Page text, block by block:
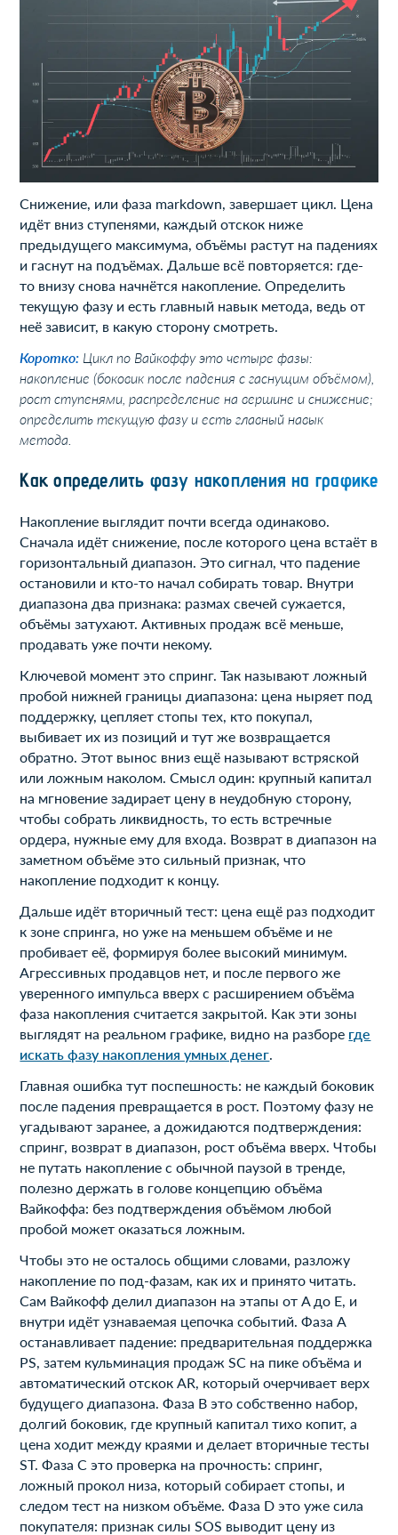
Снижение, или фаза markdown, завершает цикл. Цена
идёт вниз ступенями, каждый отскок ниже
предыдущего максимума, объёмы растут на падениях
и гаснут на подъёмах. Дальше всё повторяется: где-
то внизу снова начнётся накопление. Определить
текущую фазу и есть главный навык метода, ведь от
неё зависит, в какую сторону смотреть.
Коротко: Цикл по Вайкоффу это четыре фазы:
накопление (боковик после падения с гаснущим объёмом),
рост ступенями, распределение на вершине и снижение;
определить текущую фазу и есть главный навык
метода.
Как определить фазу накопления на графике
Накопление выглядит почти всегда одинаково.
Сначала идёт снижение, после которого цена встаёт в
горизонтальный диапазон. Это сигнал, что падение
остановили и кто-то начал собирать товар. Внутри
диапазона два признака: размах свечей сужается,
объёмы затухают. Активных продаж всё меньше,
продавать уже почти некому.
Ключевой момент это спринг. Так называют ложный
пробой нижней границы диапазона: цена ныряет под
поддержку, цепляет стопы тех, кто покупал,
выбивает их из позиций и тут же возвращается
обратно. Этот вынос вниз ещё называют встряской
или ложным наколом. Смысл один: крупный капитал
на мгновение задирает цену в неудобную сторону,
чтобы собрать ликвидность, то есть встречные
ордера, нужные ему для входа. Возврат в диапазон на
заметном объёме это сильный признак, что
накопление подходит к концу.
Дальше идёт вторичный тест: цена ещё раз подходит
к зоне спринга, но уже на меньшем объёме и не
пробивает её, формируя более высокий минимум.
Агрессивных продавцов нет, и после первого же
уверенного импульса вверх с расширением объёма
фаза накопления считается закрытой. Как эти зоны
выглядят на реальном графике, видно на разборе где
искать фазу накопления умных денег
Главная ошибка тут поспешность: не каждый боковик
после падения превращается в рост. Поэтому фазу не
угадывают заранее, а дожидаются подтверждения:
спринг, возврат в диапазон, рост объёма вверх. Чтобы
не путать накопление с обычной паузой в тренде,
полезно держать в голове концепцию объёма
Вайкоффа: без подтверждения объёмом любой
пробой может оказаться ложным.
Чтобы это не осталось общими словами, разложу
накопление по под-фазам, как их и принято читать.
Сам Вайкофф делил диапазон на этапы от A до E, и
внутри идёт узнаваемая цепочка событий. Фаза A
останавливает падение: предварительная поддержка
PS, затем кульминация продаж SC на пике объёма и
автоматический отскок AR, который очерчивает верх
будущего диапазона. Фаза B это собственно набор,
долгий боковик, где крупный капитал тихо копит, а
цена ходит между краями и делает вторичные тесты
ST. Фаза C это проверка на прочность: спринг,
ложный прокол низа, который собирает стопы, и
следом тест на низком объёме. Фаза D это уже сила
покупателя: признак силы SOS выводит цену из